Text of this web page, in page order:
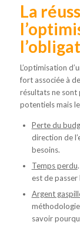
La
L’optimisation
fort associée à
résultats ne sont
potentiels mais
Perte du
direction de
besoins.
Temps perdu
est de passer
Argent
méthodologie
savoir